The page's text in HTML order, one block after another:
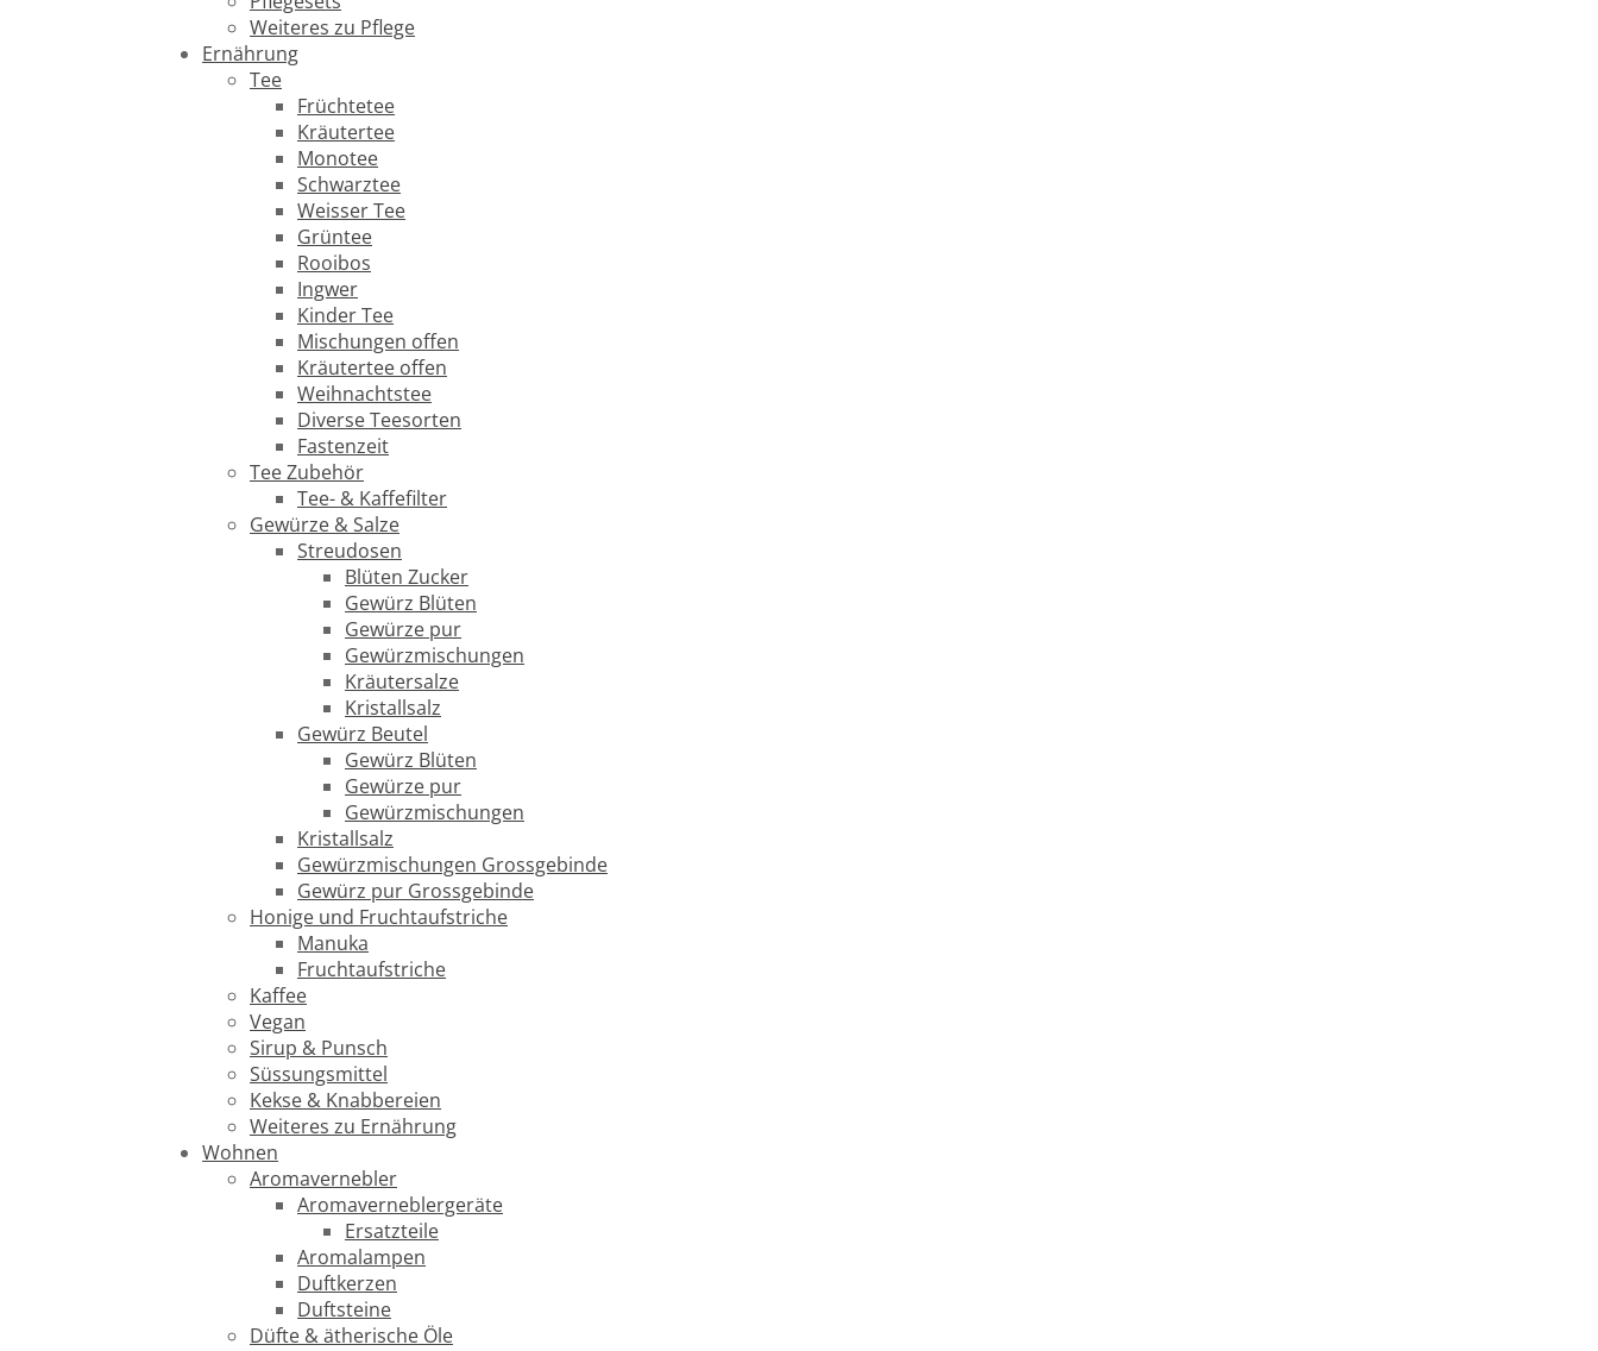
Weiteres zu Pflege
Ernährung
Tee
Früchtetee
Kräutertee
Monotee
Schwarztee
Weisser Tee
Grüntee
Rooibos
Ingwer
Kinder Tee
Mischungen offen
Kräutertee offen
Weihnachtstee
Diverse Teesorten
Fastenzeit
Tee Zubehör
Tee- & Kaffefilter
Gewürze & Salze
Streudosen
Blüten Zucker
Gewürz Blüten
Gewürze pur
Gewürzmischungen
Kräutersalze
Kristallsalz
Gewürz Beutel
Gewürz Blüten
Gewürze pur
Gewürzmischungen
Kristallsalz
Gewürzmischungen Grossgebinde
Gewürz pur Grossgebinde
Honige und Fruchtaufstriche
Manuka
Fruchtaufstriche
Kaffee
Vegan
Sirup & Punsch
Süssungsmittel
Kekse & Knabbereien
Weiteres zu Ernährung
Wohnen
Aromavernebler
Aromaverneblergeräte
Ersatzteile
Aromalampen
Duftkerzen
Duftsteine
Düfte & ätherische Öle